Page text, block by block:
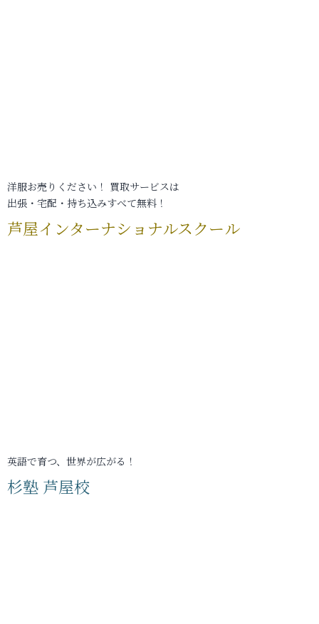
洋服お売りください！ 買取サービスは
出張・宅配・持ち込みすべて無料！
芦屋インターナショナルスクール
英語で育つ、世界が広がる！
杉塾 芦屋校